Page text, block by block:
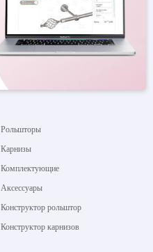
Рольшторы
Карнизы
Комплектующие
Аксессуары
Конструктор рольштор
Конструктор карнизов